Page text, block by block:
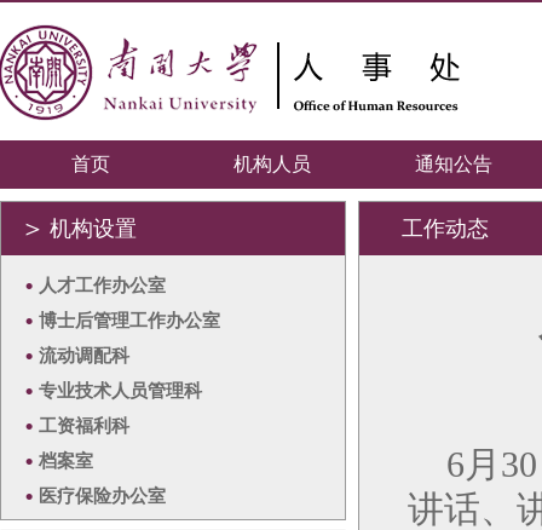
首页 机构人员 通知公告
＞ 机构设置
• 人才工作办公室
• 博士后管理工作办公室
• 流动调配科
• 专业技术人员管理科
• 工资福利科
• 档案室
• 医疗保险办公室
工作动态
6月
讲话、